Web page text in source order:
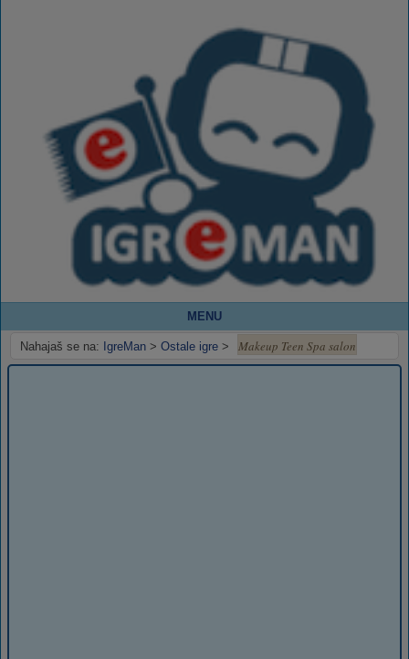
MENU
Nahajaš se na: IgreMan > Ostale igre > Makeup Teen Spa salon